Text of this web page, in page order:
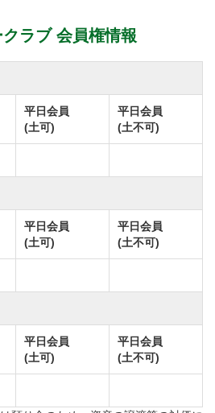
ラブ 会員権情報
平日会員
(土可)
平日会員
(土不可)
平日会員
(土可)
平日会員
(土不可)
平日会員
(土可)
平日会員
(土不可)